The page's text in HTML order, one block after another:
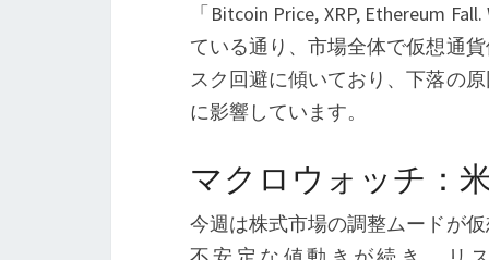
「Bitcoin Price, XRP, Ethereum
ている通り、市場全体で仮想通
スク回避に傾いており、下落の
に影響しています。
マクロウォッチ：
今週は株式市場の調整ムードが